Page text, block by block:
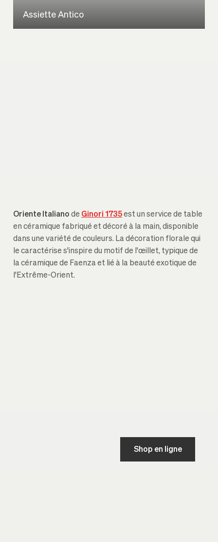
Assiette Antico
Oriente Italiano de Ginori 1735est un service de table
en céramique fabriqué et décoré à la main, disponible
dans une variété de couleurs. La décoration florale qui
le caractérise s'inspire du motif de l'œillet, typique de
la céramique de Faenza et lié à la beauté exotique de
l'Extrême-Orient.
Shop en ligne